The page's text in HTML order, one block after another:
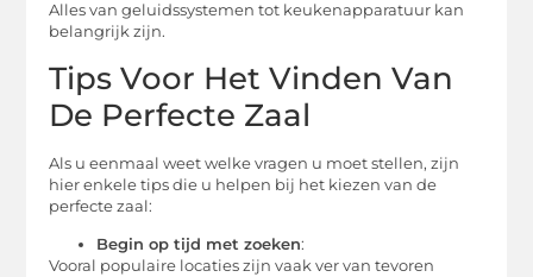
Alles van geluidssystemen tot keukenapparatuur kan
belangrijk zijn.
Tips Voor Het Vinden Van
De Perfecte Zaal
Als u eenmaal weet welke vragen u moet stellen, zijn
hier enkele tips die u helpen bij het kiezen van de
perfecte zaal:
Begin op tijd met zoeken:
Vooral populaire locaties zijn vaak ver van tevoren